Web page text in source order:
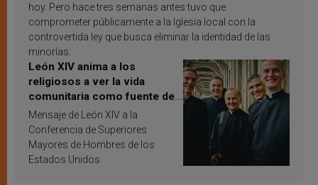
hoy. Pero hace tres semanas antes tuvo que
comprometer públicamente a la Iglesia local con la
controvertida ley que busca eliminar la identidad de las
minorías.
León XIV anima a los
religiosos a ver la vida
comunitaria como fuente de
inspiración y santificación
Mensaje de León XIV a la
Conferencia de Superiores
Mayores de Hombres de los
Estados Unidos